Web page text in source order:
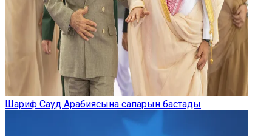
Шариф Сауд Арабиясына сапарын бастады